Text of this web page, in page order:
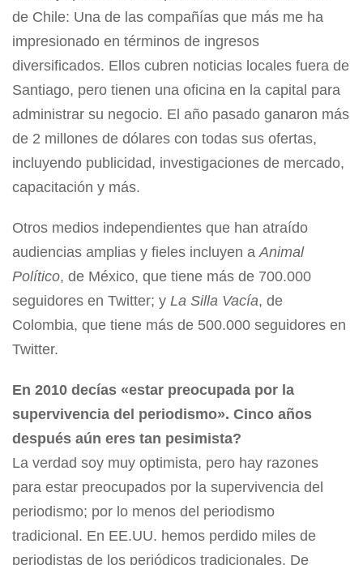
de Chile: Una de las compañías que más me ha
impresionado en términos de ingresos
diversificados. Ellos cubren noticias locales fuera de
Santiago, pero tienen una oficina en la capital para
administrar su negocio. El año pasado ganaron más
de 2 millones de dólares con todas sus ofertas,
incluyendo publicidad, investigaciones de mercado,
capacitación y más.
Otros medios independientes que han atraído
audiencias amplias y fieles incluyen a Animal
Político, de México, que tiene más de 700.000
seguidores en Twitter; y La Silla Vacía, de
Colombia, que tiene más de 500.000 seguidores en
Twitter.
En 2010 decías «estar preocupada por la
supervivencia del periodismo». Cinco años
después aún eres tan pesimista?
La verdad soy muy optimista, pero hay razones
para estar preocupados por la supervivencia del
periodismo; por lo menos del periodismo
tradicional. En EE.UU. hemos perdido miles de
periodistas de los periódicos tradicionales. De